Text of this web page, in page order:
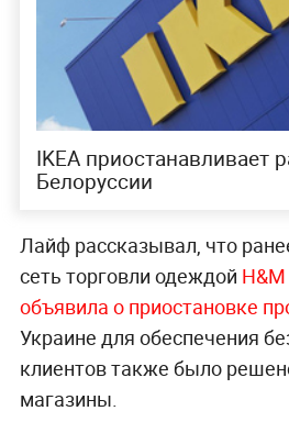
IKEA приостанавливает
Белоруссии
Лайф рассказывал, что
сеть торговли одеждой
объявила о приостановке
Украине для обеспечения
клиентов также было
магазины.